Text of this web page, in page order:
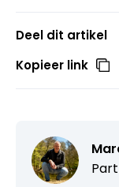
Deel dit artikel
Kopieer link